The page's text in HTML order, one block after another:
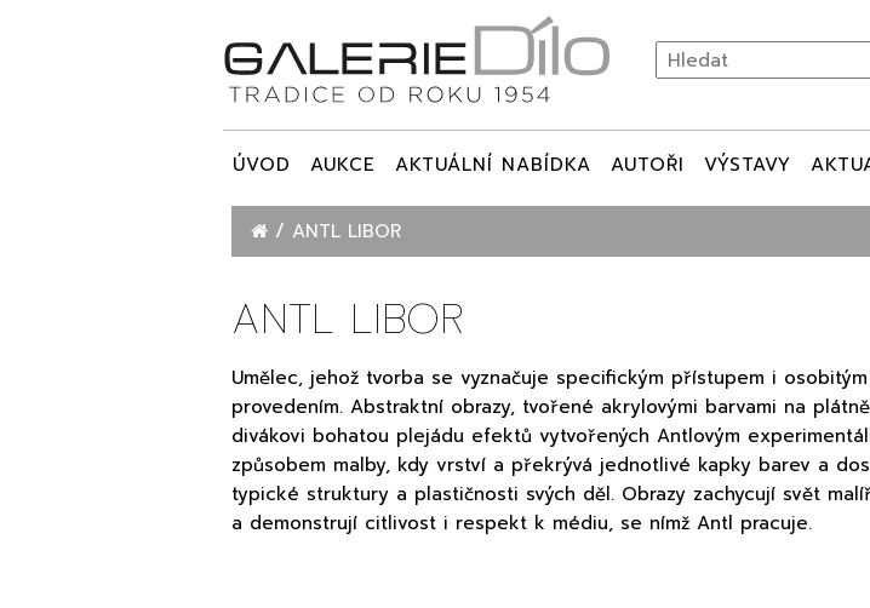
ÚVOD AUKCE AKTUÁLNÍ NABÍDKA AUTOŘI VÝSTAVY
ANTL LIBOR
Umělec, jehož tvorba se vyznačuje specifickým přístupem i
provedením. Abstraktní obrazy, tvořené akrylovými barvami na
divákovi bohatou plejádu efektů vytvořených Antlovým
způsobem malby, kdy vrství a překrývá jednotlivé kapky barev a
typické struktury a plastičnosti svých děl. Obrazy zachycují svět
a demonstrují citlivost i respekt k médiu, se nímž Antl pracuje.
ANTL LIBOR